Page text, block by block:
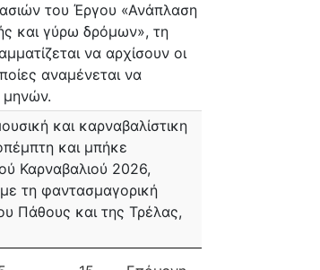
του Έργου «Ανάπλαση
και γύρω δρόμων», τη
να αρχίσουν οι
αναμένεται να
μηνών.
και καρναβαλίστικη
και μπήκε
Καρναβαλιού 2026,
τη φαντασμαγορική
Πάθους και της Τρέλας,